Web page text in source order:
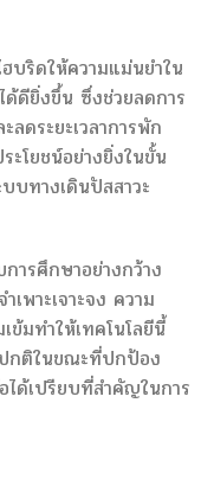
บริดให้ความแม่นยำใน
ด้ดียิ่งขึ้น ซึ่งช่วยลดการ
ดระยะเวลาการพัก
ะโยชน์อย่างยิ่งในขั้น
บทางเดินปัสสาวะ
ารศึกษาอย่างกว้าง
เพาะเจาะจง ความ
ข้มทำให้เทคโนโลยีนี้
ปกติในขณะที่ปกป้อง
ได้เปรียบที่สำคัญในการ